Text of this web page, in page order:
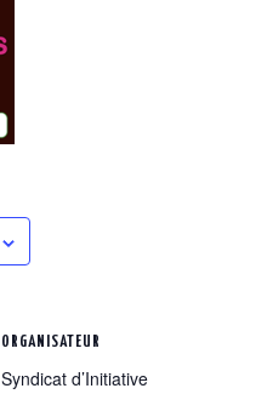
ORGANISATEUR
Syndicat d’Initiative